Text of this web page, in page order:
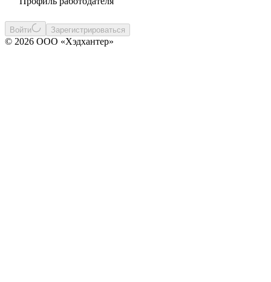
Войти Зарегистрироваться
© 2026 ООО «Хэдхантер»